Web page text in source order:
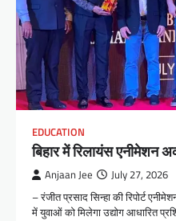
EDUCATION
बिहार में रिलायंस एनीमेशन
Anjaan Jee July 27, 2026
– रंजीत प्रसाद सिन्हा की रिपोर्ट
में युवाओं को मिलेगा उद्योग आधारित